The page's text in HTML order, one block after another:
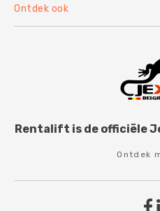
Ontdek ook
Rentalift is de officiële
Ontdek